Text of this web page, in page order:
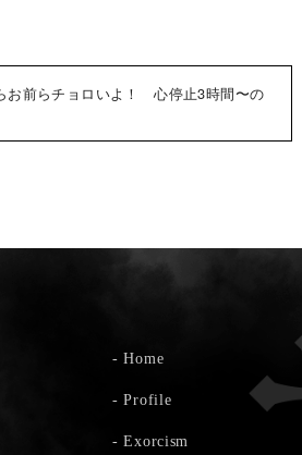
前らチョロいよ！ 心停止3時間〜の
-Home
-Profile
-Exorcism